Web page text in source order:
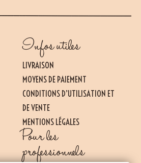
Infos utiles
LIVRAISON
MOYENS DE PAIEMENT
CONDITIONS D’UTILISATION ET
DE VENTE
MENTIONS LÉGALES
Pour les
professionnels
AU BON FONCTIONNEMENT DU SITE. ILS NE